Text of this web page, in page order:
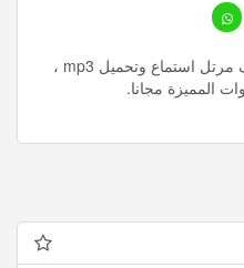
سورة الشرح كريم منصوري مصحف مرتل استماع وتحميل mp3 ،